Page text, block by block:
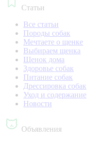
Статьи
Все статьи
Породы собак
Мечтаете о щенке
Выбираем щенка
Щенок дома
Здоровье собак
Питание собак
Дрессировка собак
Уход и содержание
Новости
Объявления